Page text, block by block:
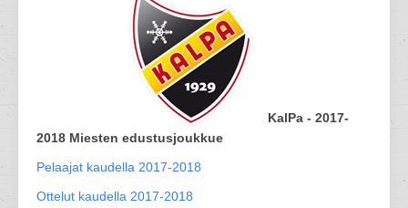
KalPa - 2017-
2018 Miesten edustusjoukkue
Pelaajat kaudella 2017-2018
Ottelut kaudella 2017-2018